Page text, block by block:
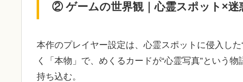
② ゲームの世界観｜心霊スポット×迷
本作のプレイヤー設定は、心霊スポットに侵入し
く「本物」で、めくるカードが“心霊写真”という
持ち込む。